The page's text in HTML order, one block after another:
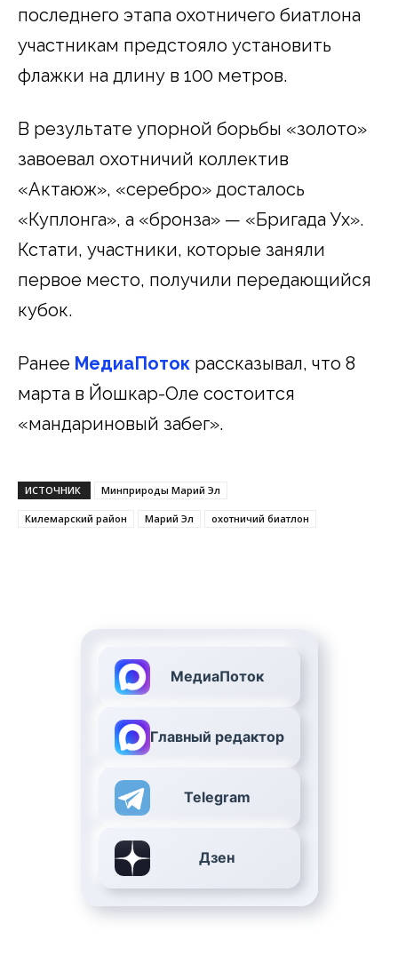
последнего этапа охотничего биатлона
участникам предстояло установить
флажки на длину в 100 метров.
В результате упорной борьбы «золото»
завоевал охотничий коллектив
«Актаюж», «серебро» досталось
«Куплонга», а «бронза» — «Бригада Ух».
Кстати, участники, которые заняли
первое место, получили передающийся
кубок.
Ранее МедиаПоток рассказывал, что 8
марта в Йошкар-Оле состоится
«мандариновый забег».
ИСТОЧНИК Минприроды Марий Эл
Килемарский район Марий Эл охотничий биатлон
МедиаПоток
Главный редактор
Telegram
Дзен